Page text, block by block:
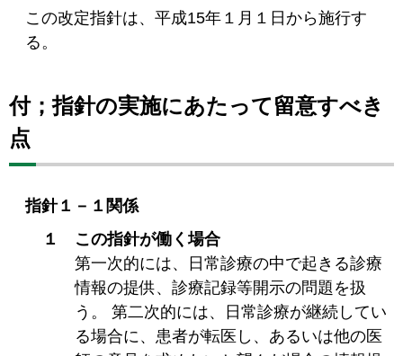
この改定指針は、平成15年１月１日から施行す
る。
付；指針の実施にあたって留意すべき
点
指針１－１関係
１ この指針が働く場合
第一次的には、日常診療の中で起きる診療
情報の提供、診療記録等開示の問題を扱
う。 第二次的には、日常診療が継続してい
る場合に、患者が転医し、あるいは他の医